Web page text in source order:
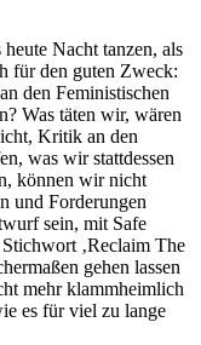
Nacht tanzen, als
für den guten Zweck:
den Feministischen
täten wir, wären
Kritik an den
was wir stattdessen
können wir nicht
und Forderungen
sein, mit Safe
‚Reclaim The
gehen lassen
mehr klammheimlich
es für viel zu lange